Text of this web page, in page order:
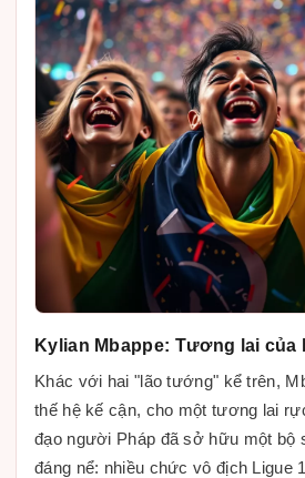
Kylian Mbappe: Tương lai của
Khác với hai "lão tướng" kể trên,
thế hệ kế cận, cho một tương lai
đạo người Pháp đã sở hữu một bộ
đáng nể: nhiều chức vô địch Ligue